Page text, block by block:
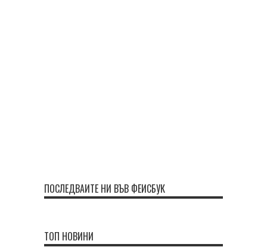
ПОСЛЕДВАЙТЕ НИ ВЪВ ФЕЙСБУК
ТОП НОВИНИ